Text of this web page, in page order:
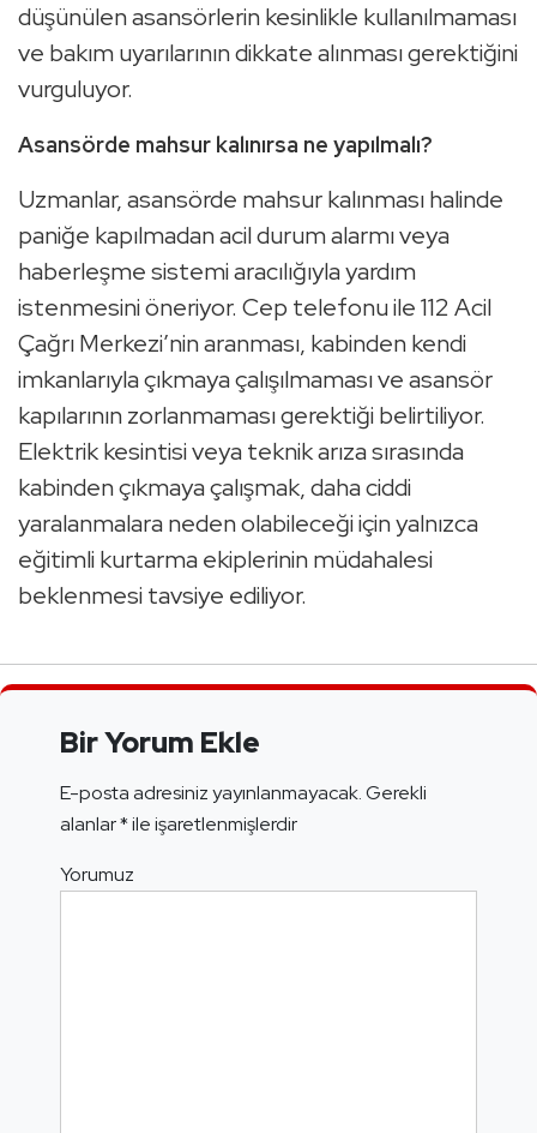
düşünülen asansörlerin kesinlikle kullanılmaması
ve bakım uyarılarının dikkate alınması gerektiğini
vurguluyor.
Asansörde mahsur kalınırsa ne yapılmalı?
Uzmanlar, asansörde mahsur kalınması halinde
paniğe kapılmadan acil durum alarmı veya
haberleşme sistemi aracılığıyla yardım
istenmesini öneriyor. Cep telefonu ile 112 Acil
Çağrı Merkezi’nin aranması, kabinden kendi
imkanlarıyla çıkmaya çalışılmaması ve asansör
kapılarının zorlanmaması gerektiği belirtiliyor.
Elektrik kesintisi veya teknik arıza sırasında
kabinden çıkmaya çalışmak, daha ciddi
yaralanmalara neden olabileceği için yalnızca
eğitimli kurtarma ekiplerinin müdahalesi
beklenmesi tavsiye ediliyor.
Bir Yorum Ekle
E-posta adresiniz yayınlanmayacak.Gerekli
alanlar*ile işaretlenmişlerdir
Yorumuz